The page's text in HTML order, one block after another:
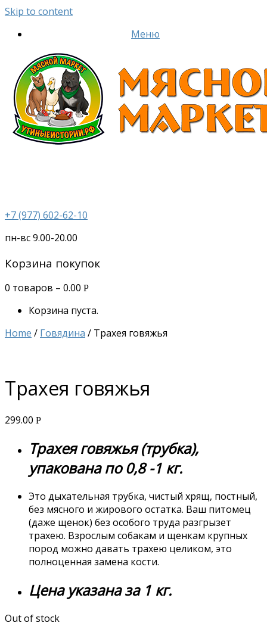
Skip to content
Меню
+7 (977) 602-62-10
пн-вс 9.00-20.00
Корзина покупок
0 товаров – 0.00 Р
Корзина пуста.
Home / Говядина / Трахея говяжья
Трахея говяжья
299.00 Р
Трахея говяжья (трубка),
упакована по 0,8 -1 кг.
Это дыхательная трубка, чистый хрящ, постный,
без мясного и жирового остатка. Ваш питомец
(даже щенок) без особого труда разгрызет
трахею. Взрослым собакам и щенкам крупных
пород можно давать трахею целиком, это
полноценная замена кости.
Цена указана за 1 кг.
Out of stock